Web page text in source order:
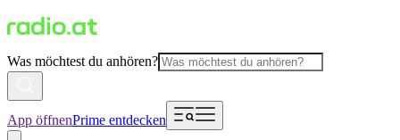
Was möchtest du anhören?
App öffnenPrime entdecken